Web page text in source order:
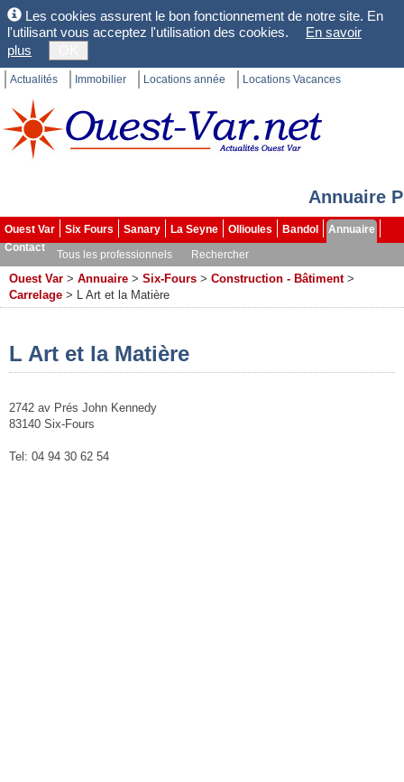
Les cookies assurent le bon fonctionnement de notre site. En
l'utilisant vous acceptez l'utilisation des cookies.
En savoir
plus
Actualités Immobilier Locations année Locations Vacances
Annuaire
Ouest Var Six Fours Sanary La Seyne Ollioules Bandol
Annuaire
Contact
Tous les professionnels Rechercher
Ouest Var > Annuaire > Six-Fours > Construction - Bâtiment >
Carrelage > L Art et la Matière
L Art et la Matière
2742 av Prés John Kennedy
83140 Six-Fours
Tel: 04 94 30 62 54